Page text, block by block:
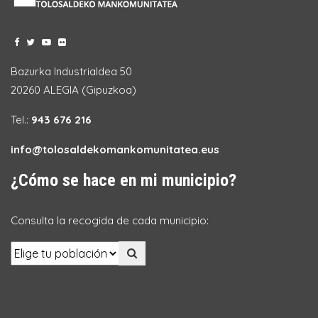
Bazurka Industrialdea 50
20260 ALEGIA (Gipuzkoa)
Tel.: 943 676 216
info@tolosaldekomankomunitatea.eus
¿Cómo se hace en mi municipio?
Consulta la recogida de cada municipio: